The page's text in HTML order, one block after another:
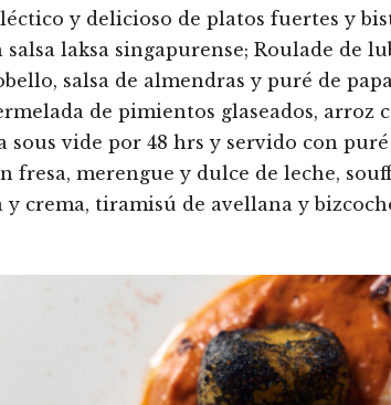
y delicioso de platos fuertes y
laksa singapurense; Roulade de
salsa de almendras y puré de
de pimientos glaseados, arroz
vide por 48 hrs y servido con puré
fresa, merengue y dulce de leche,
y crema, tiramisú de avellana y